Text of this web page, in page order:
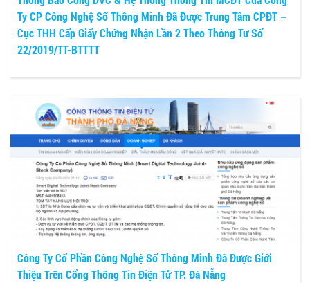
Ty CP Công Nghệ Số Thông Minh Đã Được Trung Tâm CPĐT –
Cục THH Cấp Giấy Chứng Nhận Lần 2 Theo Thông Tư Số
22/2019/TT-BTTTT
Công Ty Cổ Phần Công Nghệ Số Thông Minh Đã Được Giới
Thiệu Trên Cổng Thông Tin Điện Tử TP. Đà Nẵng